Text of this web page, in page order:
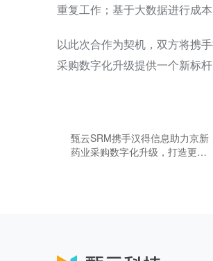
重复工作；基于大数据进行成
以此次合作为契机，双方将携
采购数字化升级提供一个新标杆
甄云SRM携手汉得信息助力京新
药业采购数字化升级，打造更高